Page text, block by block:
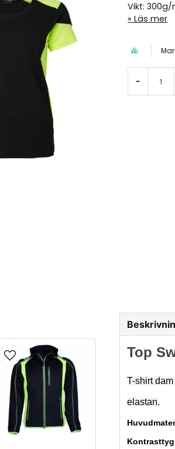
Vikt: 300g/
Läs mer
-
Top
T-shirt
elastan.